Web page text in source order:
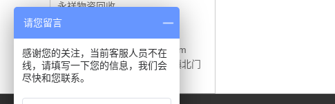
永祥物资回收
联系人：杏先生
邮 箱：766122514@qq.com
地 址：江苏省昆山市玉山镇北门
路
请您留言
感谢您的关注，当前客服人员不在
线，请填写一下您的信息，我们会
尽快和您联系。